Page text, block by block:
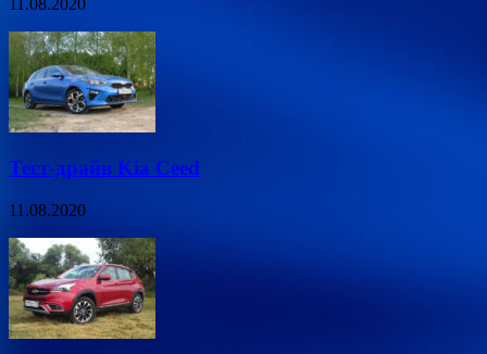
Тест-драйв Kia Ceed
11.08.2020